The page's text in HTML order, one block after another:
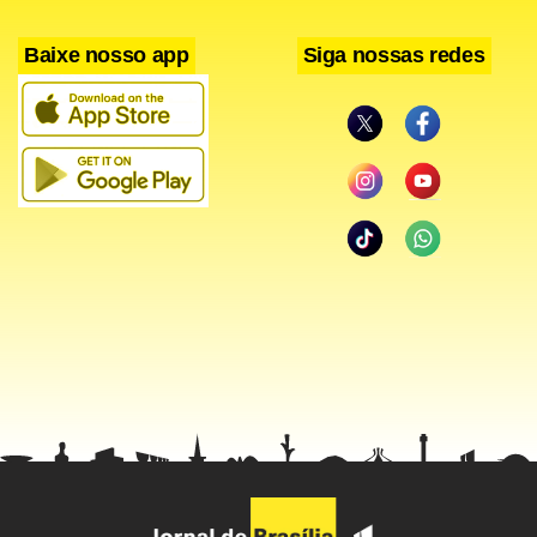
Facebook
WhatsApp
LinkedIn
TwitterTelegram
Share
Baixe nosso app Siga nossas redes